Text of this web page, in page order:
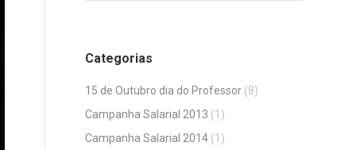
Categorias
15 de Outubro dia do Professor (8)
Campanha Salarial 2013 (1)
Campanha Salarial 2014 (1)